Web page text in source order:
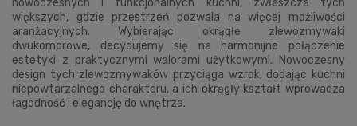
nowoczesnych i funkcjonalnych kuchni, zwłaszcza tych
większych, gdzie przestrzeń pozwala na więcej możliwości
aranżacyjnych. Wybierając okrągłe zlewozmywaki
dwukomorowe, decydujemy się na harmonijne połączenie
estetyki z praktycznymi walorami użytkowymi. Nowoczesny
design tych zlewozmywaków przyciąga wzrok, dodając kuchni
niepowtarzalnego charakteru, a ich okrągły kształt wprowadza
łagodność i elegancję do wnętrza.